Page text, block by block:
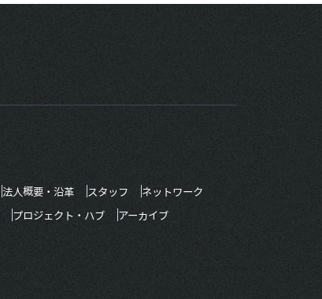
法人概要・沿革 スタッフ ネットワーク
プロジェクト・ハブ
アーカイブ